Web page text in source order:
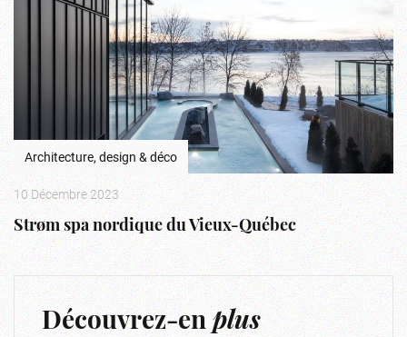
Architecture, design & déco
10 Décembre 2023
Strøm spa nordique du Vieux-Québec
Découvrez-enplus